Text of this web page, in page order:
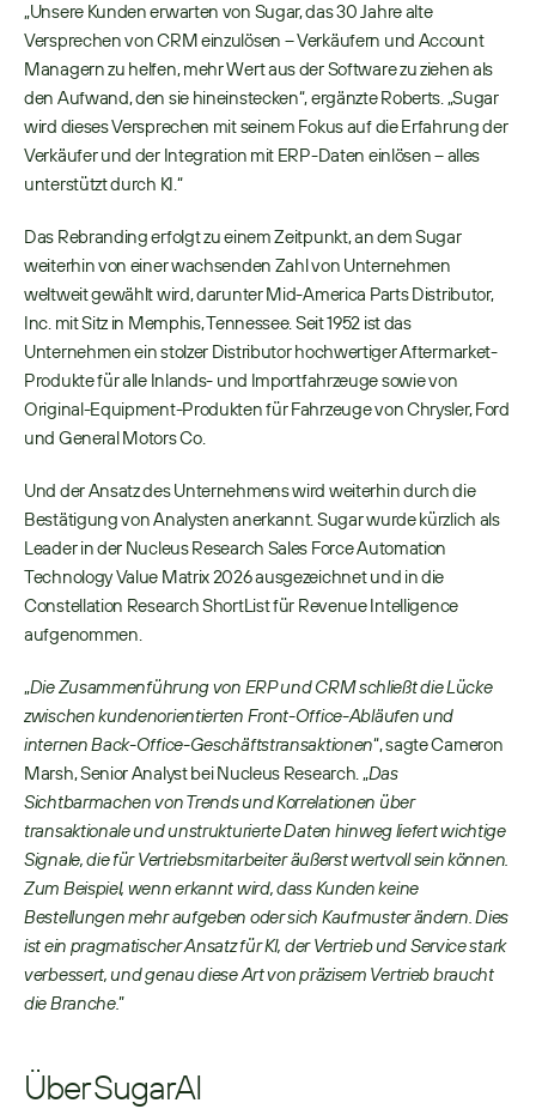
„Unsere Kunden erwarten von Sugar, das 30 Jahre alte
Versprechen von CRM einzulösen – Verkäufern und Account
Managern zu helfen, mehr Wert aus der Software zu ziehen als
den Aufwand, den sie hineinstecken“, ergänzte Roberts. „Sugar
wird dieses Versprechen mit seinem Fokus auf die Erfahrung der
Verkäufer und der Integration mit ERP-Daten einlösen – alles
unterstützt durch KI.“
Das Rebranding erfolgt zu einem Zeitpunkt, an dem Sugar
weiterhin von einer wachsenden Zahl von Unternehmen
weltweit gewählt wird, darunter Mid-America Parts Distributor,
Inc. mit Sitz in Memphis, Tennessee. Seit 1952 ist das
Unternehmen ein stolzer Distributor hochwertiger Aftermarket-
Produkte für alle Inlands- und Importfahrzeuge sowie von
Original-Equipment-Produkten für Fahrzeuge von Chrysler, Ford
und General Motors Co.
Und der Ansatz des Unternehmens wird weiterhin durch die
Bestätigung von Analysten anerkannt. Sugar wurde kürzlich als
Leader in der Nucleus Research Sales Force Automation
Technology Value Matrix 2026 ausgezeichnet und in die
Constellation Research ShortList für Revenue Intelligence
aufgenommen.
„Die Zusammenführung von ERP und CRM schließt die Lücke
zwischen kundenorientierten Front-Office-Abläufen und
internen Back-Office-Geschäftstransaktionen“, sagte Cameron
Marsh, Senior Analyst bei Nucleus Research. „Das
Sichtbarmachen von Trends und Korrelationen über
transaktionale und unstrukturierte Daten hinweg liefert wichtige
Signale, die für Vertriebsmitarbeiter äußerst wertvoll sein können.
Zum Beispiel, wenn erkannt wird, dass Kunden keine
Bestellungen mehr aufgeben oder sich Kaufmuster ändern. Dies
ist ein pragmatischer Ansatz für KI, der Vertrieb und Service stark
verbessert, und genau diese Art von präzisem Vertrieb braucht
die Branche.”
Über SugarAI